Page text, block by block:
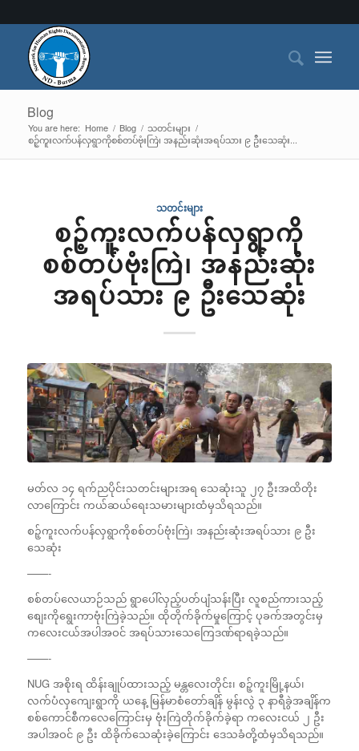
Blog
You are here: Home / Blog / သတင်းများ /
စဉ့်ကူးလက်ပန်လှရွာကိုစစ်တပ်ဗုံးကြဲ၊ အနည်းဆုံးအရပ်သား ၉ ဦးသေဆုံး...
သတင်းများ
စဉ့်ကူးလက်ပန်လှရွာကို
စစ်တပ်ဗုံးကြဲ၊ အနည်းဆုံး
အရပ်သား ၉ ဦးသေဆုံး
မတ်လ ၁၄ ရက်ညပိုင်းသတင်းများအရ သေဆုံးသူ ၂၇ ဦးအထိတိုး
လာကြောင်း ကယ်ဆယ်ရေးသမားများထံမှသိရသည်။
စဉ့်ကူးလက်ပန်လှရွာကိုစစ်တပ်ဗုံးကြဲ၊ အနည်းဆုံးအရပ်သား ၉ ဦး
သေဆုံး
——-
စစ်တပ်လေယာဉ်သည် ရွာပေါ်လှည့်ပတ်ပျံသန်းပြီး လူစည်ကားသည့်
စျေးကိုရွေးကာဗုံးကြဲခဲ့သည်။ ထိုတိုက်ခိုက်မှုကြောင့် ပုခက်အတွင်းမှ
ကလေးငယ်အပါအဝင် အရပ်သားသေကြေဒဏ်ရာရခဲ့သည်။
——-
NUG အစိုးရ ထိန်းချုပ်ထားသည့် မန္တလေးတိုင်း၊ စဉ့်ကူးမြို့နယ်၊
လက်ပံလှကျေးရွာကို ယနေ့ မြန်မာစံတော်ချိန် မွန်းလွဲ ၃ နာရီခွဲအချိန်က
စစ်ကောင်စီကလေကြောင်းမှ ဗုံးကြဲတိုက်ခိုက်ခဲ့ရာ ကလေးငယ် ၂ ဦး
အပါအဝင် ၉ ဦး ထိခိုက်သေဆုံးခဲ့ကြောင်း ဒေသခံတို့ထံမှသိရသည်။